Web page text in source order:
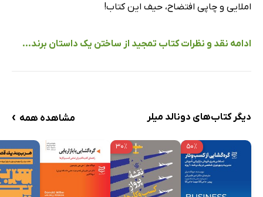
املایی و چاپی افتضاح، حیف این کتاب!
ادامه نقد و نظرات کتاب تمجید از ساختن یک داستان برند...
دیگر کتاب‌های دونالد میلر مشاهده همه ›
۵۰٪ ۳۰٪